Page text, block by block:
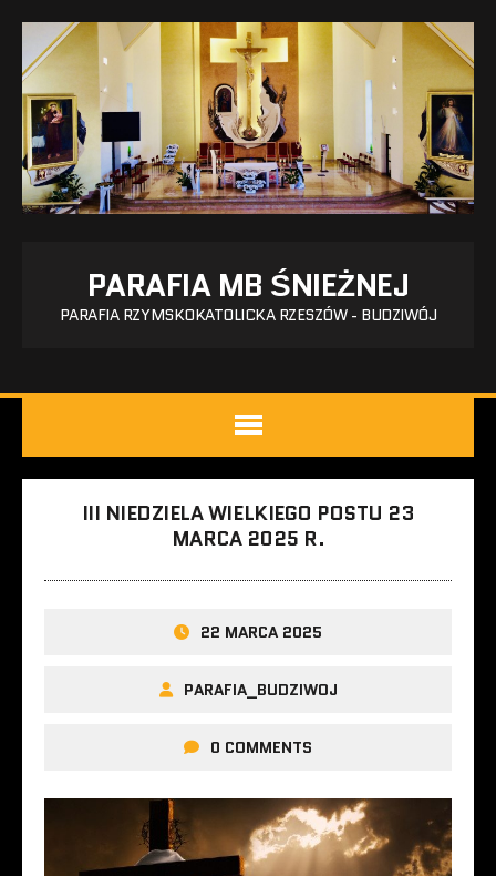
PARAFIA MB ŚNIEŻNEJ
PARAFIA RZYMSKOKATOLICKA RZESZÓW - BUDZIWÓJ
III NIEDZIELA WIELKIEGO POSTU 23
MARCA 2025 R.
22 MARCA 2025
PARAFIA_BUDZIWOJ
0 COMMENTS